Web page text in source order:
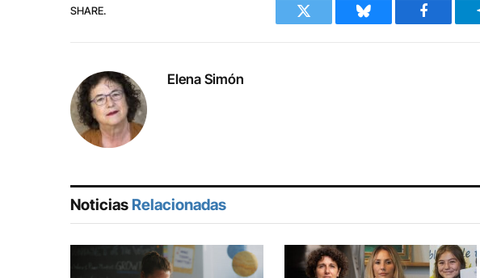
SHARE.
Twitter Bluesky Facebook
Elena Simón
Noticias Relacionadas